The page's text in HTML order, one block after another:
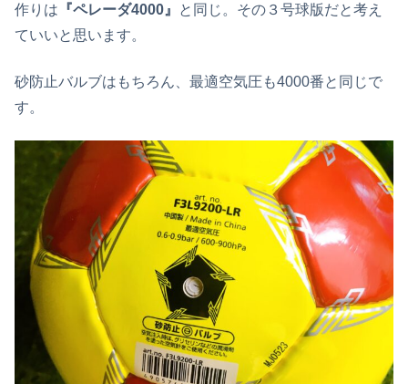
作りは 『ペレーダ4000』
と同じ。その３号球版だと考え
ていいと思います。
砂防止バルブはもちろん、最適空気圧も4000番と同じで
す。